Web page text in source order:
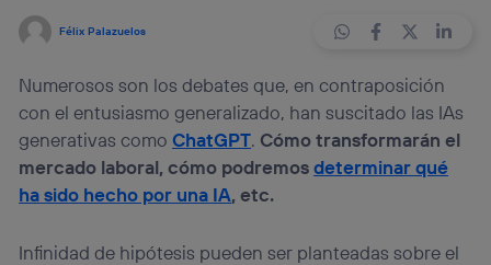
Félix Palazuelos
Numerosos son los debates que, en contraposición
con el entusiasmo generalizado, han suscitado las IAs
generativas comoChatGPT. Cómo transformarán el
mercado laboral, cómo podremosdeterminar qué
ha sido hecho por una IA, etc.
Infinidad de hipótesis pueden ser planteadas sobre el